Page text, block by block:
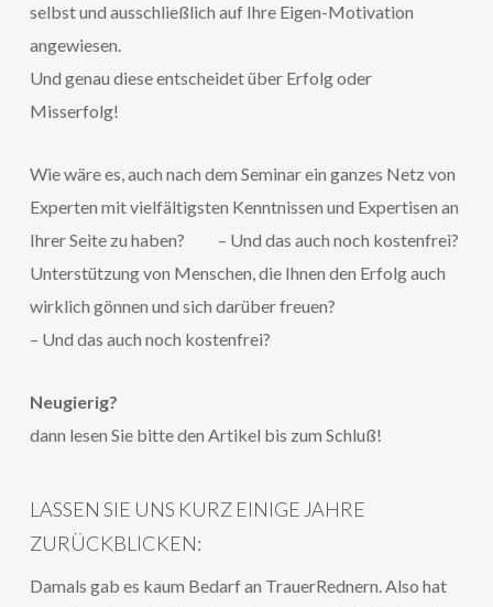
selbst und ausschließlich auf Ihre Eigen-Motivation
angewiesen.
Und genau diese entscheidet über Erfolg oder
Misserfolg!
Wie wäre es, auch nach dem Seminar ein ganzes Netz von
Experten mit vielfältigsten Kenntnissen und Expertisen an
Ihrer Seite zu haben? – Und das auch noch kostenfrei?
Unterstützung von Menschen, die Ihnen den Erfolg auch
wirklich gönnen und sich darüber freuen?
– Und das auch noch kostenfrei?
Neugierig?
dann lesen Sie bitte den Artikel bis zum Schluß!
LASSEN SIE UNS KURZ EINIGE JAHRE
ZURÜCKBLICKEN:
Damals gab es kaum Bedarf an TrauerRednern. Also hat